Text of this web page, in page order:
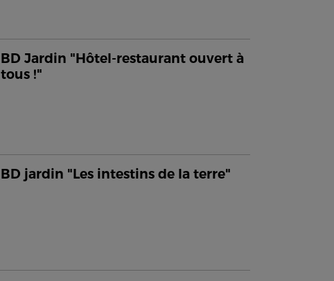
BD Jardin "Hôtel-restaurant ouvert à
tous !"
BD jardin "Les intestins de la terre"